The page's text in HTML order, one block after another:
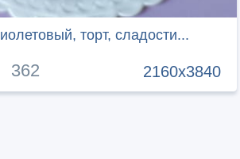
торт, сладости...
2160x3840
362